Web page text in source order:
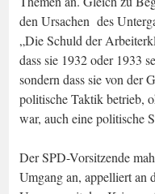
den Ursachen des
„Die Schuld der
dass sie 1932 oder 1933
sondern dass sie von der
politische Taktik betrieb,
war, auch eine politische
Der SPD-Vorsitzende
Umgang an, appelliert